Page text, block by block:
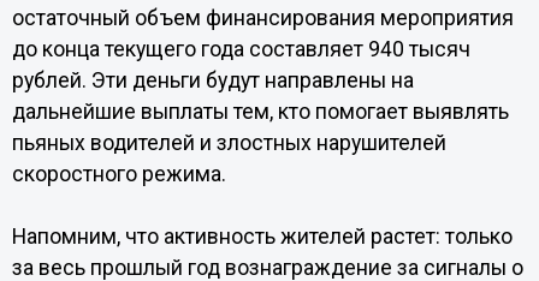
остаточный объем финансирования мероприятия
до конца текущего года составляет 940 тысяч
рублей. Эти деньги будут направлены на
дальнейшие выплаты тем, кто помогает выявлять
пьяных водителей и злостных нарушителей
скоростного режима.
Напомним, что активность жителей растет: только
за весь прошлый год вознаграждение за сигналы о